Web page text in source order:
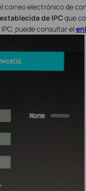
correo electrónico de
de IPCque
puede consultar el